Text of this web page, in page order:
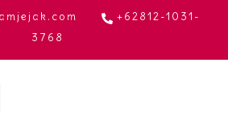
+62812-1031-
3768